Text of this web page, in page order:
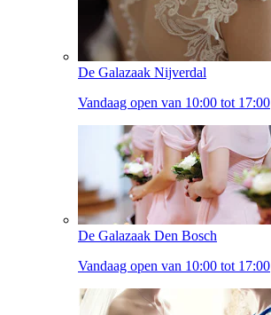
De Galazaak Nijverdal
Vandaag open van 10:00 tot 17:00
De Galazaak Den Bosch
Vandaag open van 10:00 tot 17:00